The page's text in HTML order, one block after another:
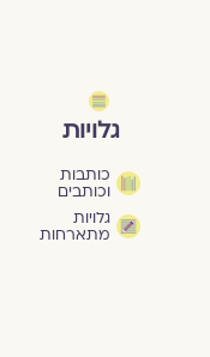
גלויות
כותבות
וכותבים
גלויות
מתארחות